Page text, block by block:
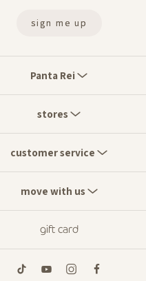
Rei
Panta Rei
stores
with
service
customer service
gift card
sign me up
facebook
instagram
youtube
tiktok